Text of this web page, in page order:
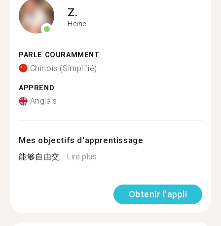
Z.
Heihe
PARLE COURAMMENT
Chinois (Simplifié)
APPREND
Anglais
Mes objectifs d'apprentissage
能够自由交...Lire plus
Obtenir l'appli